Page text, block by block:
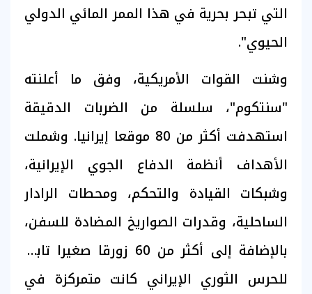
التي تبحر بحرية في هذا الممر المائي الدولي
الحيوي".
وشنت القوات الأمريكية، وفق ما أعلنته
"سنتكوم"، سلسلة من الضربات الدقيقة
استهدفت أكثر من 80 موقعا إيرانيا. وشملت
الأهداف أنظمة الدفاع الجوي الإيرانية،
وشبكات القيادة والتحكم، ومحطات الرادار
الساحلية، وقدرات الصواريخ المضادة للسفن،
بالإضافة إلى أكثر من 60 زورقا صغيرا تابعا
للحرس الثوري الإيراني كانت متمركزة في